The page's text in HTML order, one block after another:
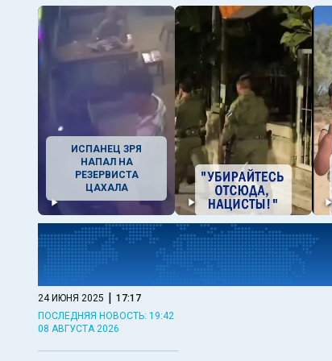
ИСПАНЕЦ ЗРЯ
НАПАЛ НА
РЕЗЕРВИСТА
ЦАХАЛА
24 ИЮНЯ 2025 | 17:17
ПОСЛЕДНЯЯ НОВОСТЬ: 19:42
08 АВГУСТА 2026